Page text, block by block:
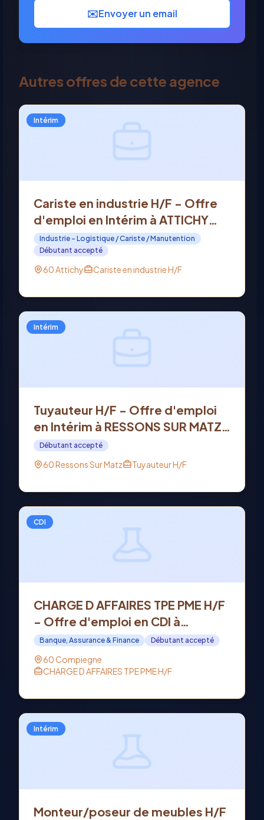
✉️Envoyer un email
Autres offres de cette agence
Intérim
Cariste en industrie H/F - Offre
d'emploi en Intérim à ATTICHY
(60)
Industrie - Logistique / Cariste / Manutention
Débutant accepté
60 Attichy Cariste en industrie H/F
Intérim
Tuyauteur H/F - Offre d'emploi
en Intérim à RESSONS SUR MATZ
(60)
Débutant accepté
60 Ressons Sur Matz Tuyauteur H/F
CDI
CHARGE D AFFAIRES TPE PME H/F
- Offre d'emploi en CDI à
COMPIEGNE (60)
Banque, Assurance & Finance Débutant accepté
60 Compiegne
CHARGE D AFFAIRES TPE PME H/F
Intérim
Monteur/poseur de meubles H/F